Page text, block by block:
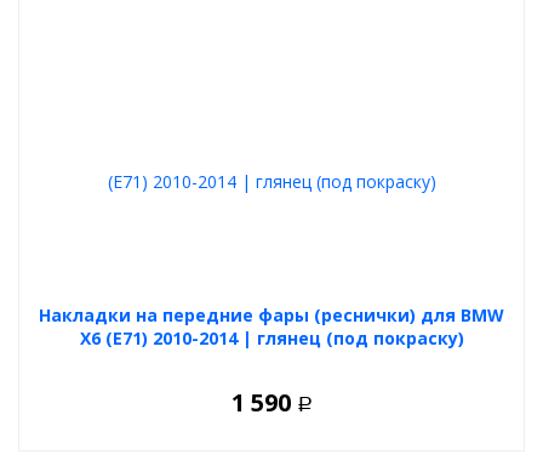
Накладки на передние фары (реснички) для BMW
X6 (E71) 2010-2014 | глянец (под покраску)
1 590 Р